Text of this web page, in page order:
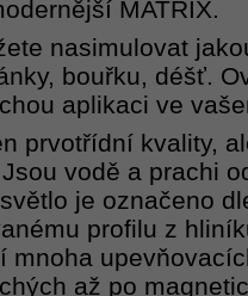
MATRIX.
nasimulovat
bouřku, déšť.
aplikaci ve
prvotřídní kvality,
vodě a prachi
je označeno
profilu z
mnoha
až po